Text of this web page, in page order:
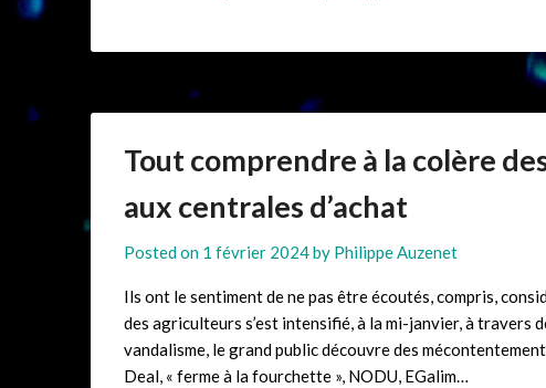
Tout comprendre à la colère
aux centrales d’achat
Posted on 1 février 2024by Philippe Auzenet
Ils ont le sentiment de ne pas être écoutés, compris,
des agriculteurs s’est intensifié, à la mi-janvier, à travers
vandalisme, le grand public découvre des
Deal, « ferme à la fourchette », NODU, EGalim…